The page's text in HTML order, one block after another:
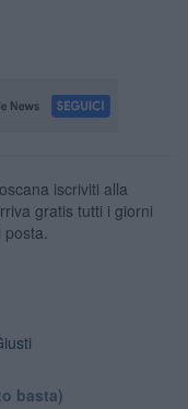
iscriviti alla
gratis tutti i giorni
basta)